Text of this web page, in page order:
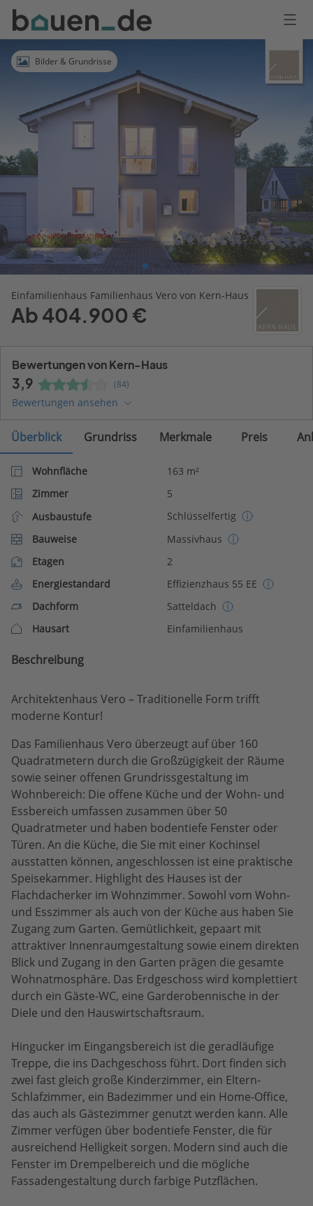
Bauen
Logo
AnmeldenBilder & Grundrisse
Einfamilienhaus Familienhaus Vero von Kern-Haus
Ab 404.900 €
Bewertungen von Kern-Haus
3,9 (84)
Bewertungen ansehen
Überblick Grundriss Merkmale Preis
Wohnfläche
163 m²
Zimmer
5
Ausbaustufe
Schlüsselfertig
Bauweise
Massivhaus
Etagen
2
Energiestandard
Effizienzhaus 55 EE
Dachform
Satteldach
Hausart
Einfamilienhaus
Beschreibung
Architektenhaus Vero – Traditionelle Form trifft
moderne Kontur!
Das Familienhaus Vero überzeugt auf über 160
Quadratmetern durch die Großzügigkeit der Räume
sowie seiner offenen Grundrissgestaltung im
Wohnbereich: Die offene Küche und der Wohn- und
Essbereich umfassen zusammen über 50
Quadratmeter und haben bodentiefe Fenster oder
Türen. An die Küche, die Sie mit einer Kochinsel
ausstatten können, angeschlossen ist eine praktische
Speisekammer. Highlight des Hauses ist der
Flachdacherker im Wohnzimmer. Sowohl vom Wohn-
und Esszimmer als auch von der Küche aus haben Sie
Zugang zum Garten. Gemütlichkeit, gepaart mit
attraktiver Innenraumgestaltung sowie einem direkten
Blick und Zugang in den Garten prägen die gesamte
Wohnatmosphäre. Das Erdgeschoss wird komplettiert
durch ein Gäste-WC, eine Garderobennische in der
Diele und den Hauswirtschaftsraum.
Hingucker im Eingangsbereich ist die geradläufige
Treppe, die ins Dachgeschoss führt. Dort finden sich
zwei fast gleich große Kinderzimmer, ein Eltern-
Schlafzimmer, ein Badezimmer und ein Home-Office,
das auch als Gästezimmer genutzt werden kann. Alle
Zimmer verfügen über bodentiefe Fenster, die für
ausreichend Helligkeit sorgen. Modern sind auch die
Fenster im Drempelbereich und die mögliche
Fassadengestaltung durch farbige Putzflächen.